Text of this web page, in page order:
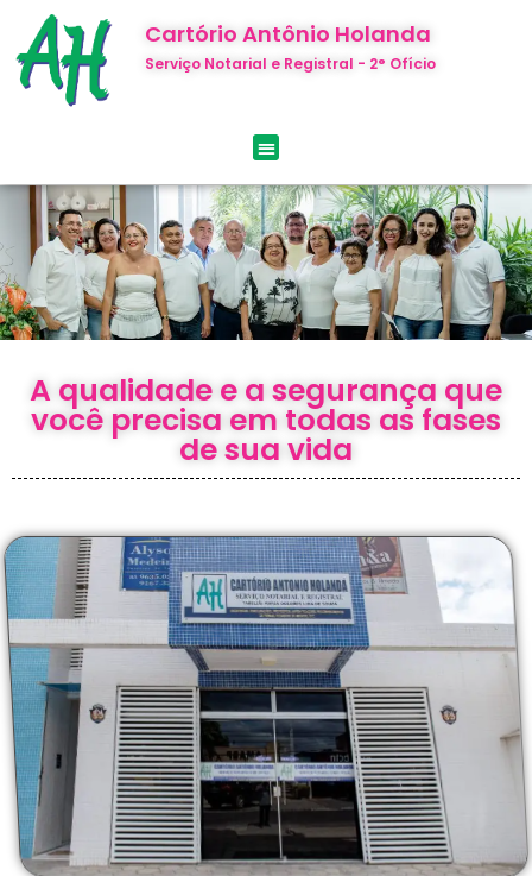
Cartório Antônio Holanda
Serviço Notarial e Registral - 2° Ofício
A qualidade e a segurança que
você precisa em todas as fases
de sua vida